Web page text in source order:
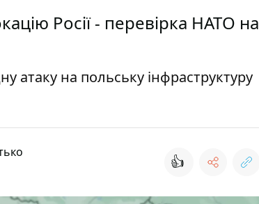
Росії - перевірка НАТО на
атаку на польську інфраструктуру
👍